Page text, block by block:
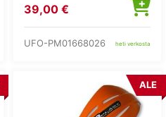
39,00 €
UFO-PM01668026 heti verkosta
ALE